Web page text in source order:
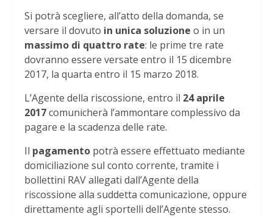
Si potrà scegliere, all’atto della domanda, se
versare il dovuto in unica soluzione o in un
massimo di quattro rate: le prime tre rate
dovranno essere versate entro il 15 dicembre
2017, la quarta entro il 15 marzo 2018.
L’Agente della riscossione, entro il 24 aprile
2017comunicherà l’ammontare complessivo da
pagare e la scadenza delle rate.
Il pagamento potrà essere effettuato mediante
domiciliazione sul conto corrente, tramite i
bollettini RAV allegati dall’Agente della
riscossione alla suddetta comunicazione, oppure
direttamente agli sportelli dell’Agente stesso.